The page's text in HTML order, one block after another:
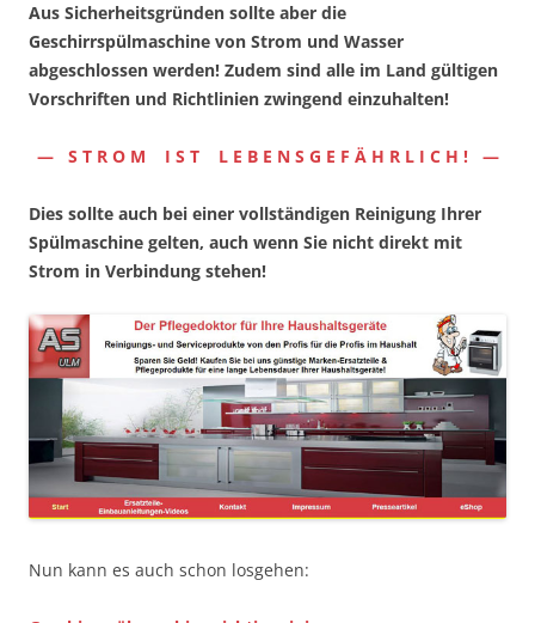
Aus Sicherheitsgründen sollte aber die
Geschirrspülmaschine von Strom und Wasser
abgeschlossen werden! Zudem sind alle im Land gültigen
Vorschriften und Richtlinien zwingend einzuhalten!
— S T R O M I S T L E B E N S G E F Ä H R L I C H ! —
Dies sollte auch bei einer vollständigen Reinigung Ihrer
Spülmaschine gelten, auch wenn Sie nicht direkt mit
Strom in Verbindung stehen!
Nun kann es auch schon losgehen: